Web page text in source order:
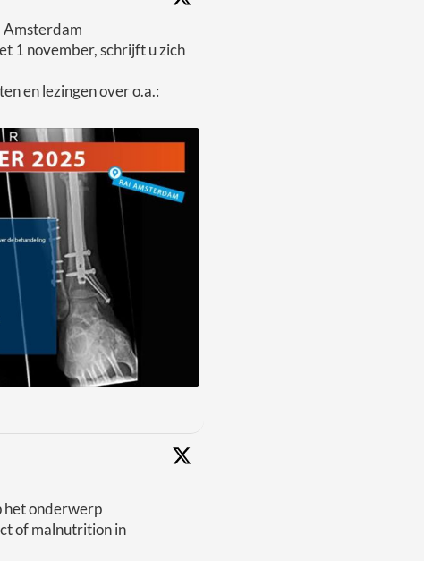
Amsterdam
1 november, schrijft u zich
en lezingen over o.a.:
het onderwerp
of malnutrition in